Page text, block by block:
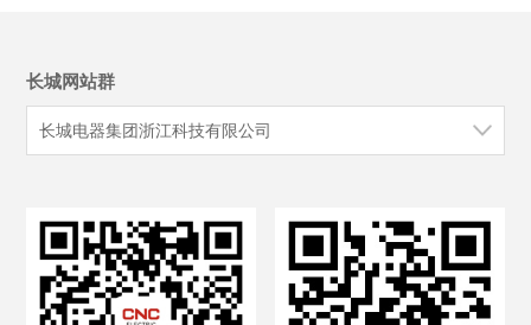
长城网站群
长城电器集团浙江科技有限公司